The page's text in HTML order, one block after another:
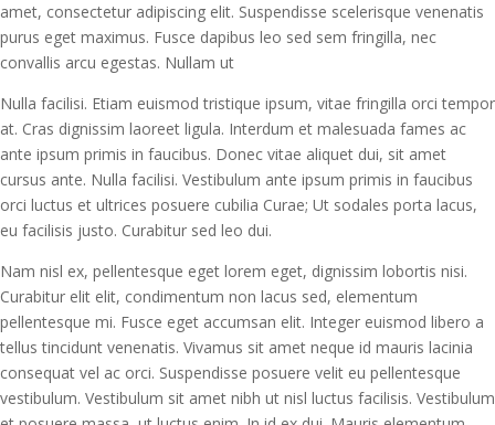
amet, consectetur adipiscing elit. Suspendisse scelerisque venenatis
purus eget maximus. Fusce dapibus leo sed sem fringilla, nec
convallis arcu egestas. Nullam ut
Nulla facilisi. Etiam euismod tristique ipsum, vitae fringilla orci tempor
at. Cras dignissim laoreet ligula. Interdum et malesuada fames ac
ante ipsum primis in faucibus. Donec vitae aliquet dui, sit amet
cursus ante. Nulla facilisi. Vestibulum ante ipsum primis in faucibus
orci luctus et ultrices posuere cubilia Curae; Ut sodales porta lacus,
eu facilisis justo. Curabitur sed leo dui.
Nam nisl ex, pellentesque eget lorem eget, dignissim lobortis nisi.
Curabitur elit elit, condimentum non lacus sed, elementum
pellentesque mi. Fusce eget accumsan elit. Integer euismod libero a
tellus tincidunt venenatis. Vivamus sit amet neque id mauris lacinia
consequat vel ac orci. Suspendisse posuere velit eu pellentesque
vestibulum. Vestibulum sit amet nibh ut nisl luctus facilisis. Vestibulum